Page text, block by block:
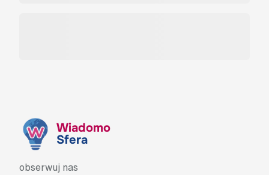
Wiadomo
Sfera
obserwuj nas